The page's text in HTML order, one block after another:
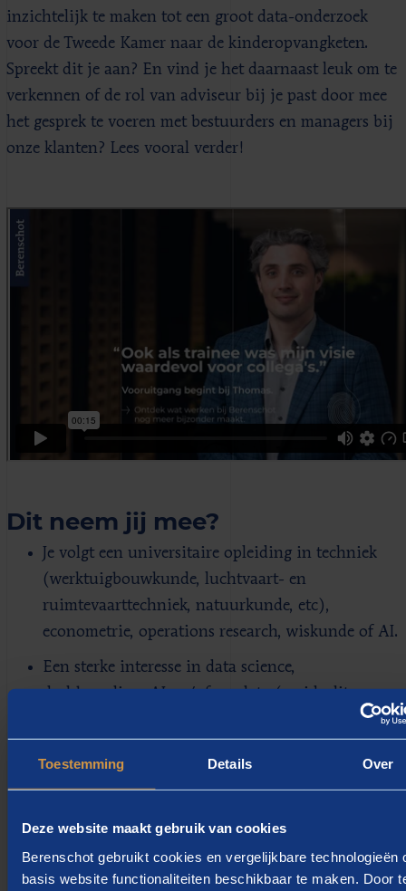
Toestemming Details Over
Deze website maakt gebruik van cookies
Berenschot gebruikt cookies en vergelijkbare technologieën
basis website functionaliteiten beschikbaar te maken. Door
inzichtelijk te maken tot een groot data-onderzoek
voor de Tweede Kamer naar de kinderopvangketen.
Spreekt dit je aan? En vind je het daarnaast leuk om te
verkennen of de rol van adviseur bij je past door mee
het gesprek te voeren met bestuurders en managers bij
onze klanten? Lees vooral verder!
Dit neem jij mee?
Je volgt een universitaire opleiding in techniek
(werktuigbouwkunde, luchtvaart- en
ruimtevaarttechniek, natuurkunde, etc),
econometrie, operations research, wiskunde of AI.
Een sterke interesse in data science,
dashboarding, AI en/of geodata (en idealiter
Een sterk analytisch vermogen en uitstekende